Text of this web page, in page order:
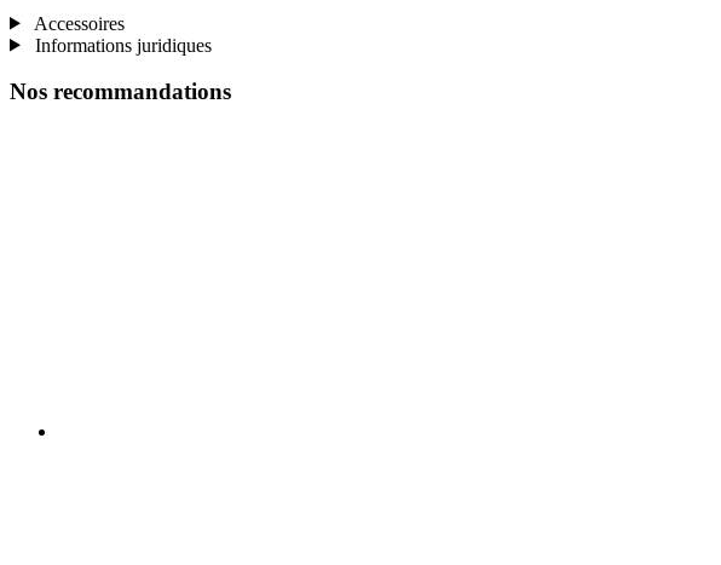
Accessoires
Informations juridiques
Nos recommandations